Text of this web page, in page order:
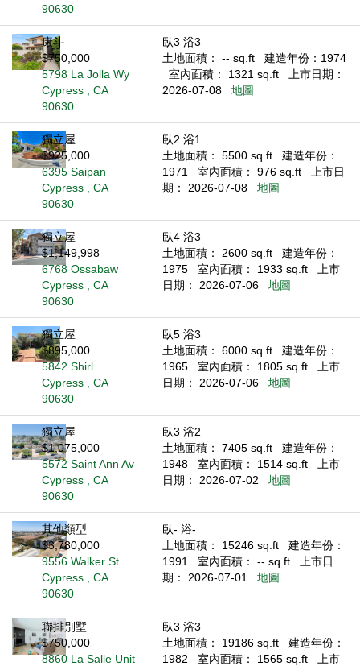
90630
康斗
$750,000
5798 La Jolla Wy
Cypress , CA
90630
臥3 浴3
土地面積： -- sq.ft
建造年份：1974
室內面積： 1321 sq.ft
上市日期：
2026-07-08
地圖
獨立屋
$925,000
6395 Saipan
Cypress , CA
90630
臥2 浴1
土地面積： 5500 sq.ft
建造年份：
1971
室內面積： 976 sq.ft
上市日
期： 2026-07-08
地圖
獨立屋
$1,149,998
6768 Ossabaw
Cypress , CA
90630
臥4 浴3
土地面積： 2600 sq.ft
建造年份：
1975
室內面積： 1933 sq.ft
上市
日期： 2026-07-06
地圖
獨立屋
$895,000
5842 Shirl
Cypress , CA
90630
臥5 浴3
土地面積： 6000 sq.ft
建造年份：
1965
室內面積： 1805 sq.ft
上市
日期： 2026-07-06
地圖
獨立屋
$1,075,000
5572 Saint Ann Av
Cypress , CA
90630
臥3 浴2
土地面積： 7405 sq.ft
建造年份：
1948
室內面積： 1514 sq.ft
上市
日期： 2026-07-02
地圖
其他類型
$3,780,000
9556 Walker St
Cypress , CA
90630
臥- 浴-
土地面積： 15246 sq.ft
建造年份：
1991
室內面積： -- sq.ft
上市日
期： 2026-07-01
地圖
聯排別墅
$750,000
8860 La Salle Unit
臥3 浴3
土地面積： 19186 sq.ft
建造年份：
1982
室內面積： 1565 sq.ft
上市